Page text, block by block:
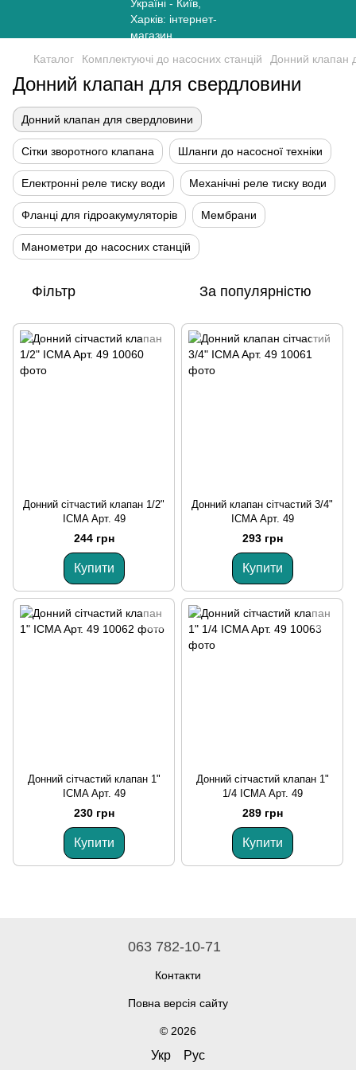
Каталог Комплектуючі до насосних станцій Донний клапан
Донний клапан для свердловини
Донний клапан для свердловини
Сітки зворотного клапана Шланги до насосної техніки
Електронні реле тиску води Механічні реле тиску води
Фланці для гідроакумуляторів Мембрани
Манометри до насосних станцій
Фільтр За популярністю
Донний сітчастий клапан 1/2"
ICMA Арт. 49
244 грн
Купити
Донний клапан сітчастий 3/4"
ICMA Арт. 49
293 грн
Купити
Донний сітчастий клапан 1"
ICMA Арт. 49
230 грн
Купити
Донний сітчастий клапан 1"
1/4 ICMA Арт. 49
289 грн
Купити
063 782-10-71
Контакти
Повна версія сайту
© 2026
Укр Рус